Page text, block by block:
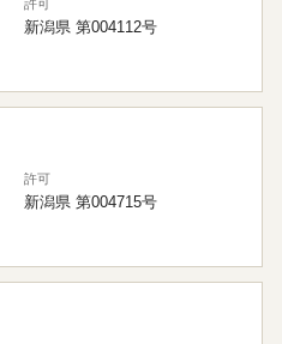
許可
新潟県 第004112号
許可
新潟県 第004715号